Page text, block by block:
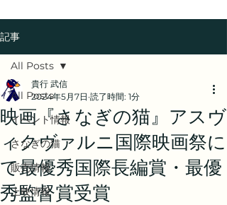
記事
All Posts
イベント情報
さなぎの猫
販売情報
上映情報
All Posts
映画『さなぎの猫』アスヴ
ィクヴァルニ国際映画祭に
て最優秀国際長編賞・最優
秀監督賞受賞
貴行 武信
2024年5月7日 読了時間: 1分